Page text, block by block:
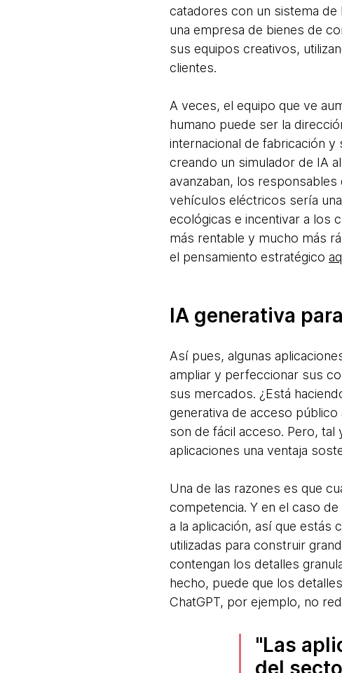
catadores con un sistema de
una empresa de bienes de
sus equipos creativos,
clientes.
A veces, el equipo que ve
humano puede ser la
internacional de fabricación
creando un simulador de IA
avanzaban, los
vehículos eléctricos sería
ecológicas e incentivar a los
más rentable y mucho más
el pensamiento estratégico
IA generativa
Así pues, algunas
ampliar y perfeccionar sus
sus mercados. ¿Está
generativa de acceso
son de fácil acceso. Pero,
aplicaciones una ventaja
Una de las razones es que
competencia. Y en el caso
a la aplicación, así que estás
utilizadas para construir
contengan los detalles
hecho, puede que los
ChatGPT, por ejemplo, no
Las
del